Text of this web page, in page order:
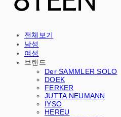
전체보기
남성
여성
브랜드
Der SAMMLER SOLO
DOEK
FERKER
JUTTA NEUMANN
IYSO
HEREU